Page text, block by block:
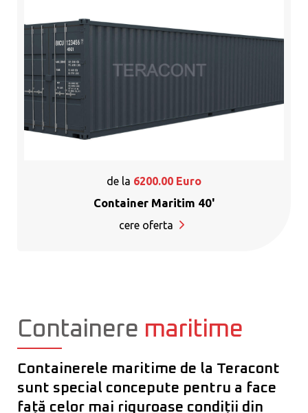
de la 6200.00 Euro
Container Maritim 40'
cere oferta
Containere maritime
Containerele maritime de la Teracont
sunt special concepute pentru a face
față celor mai riguroase condiții din